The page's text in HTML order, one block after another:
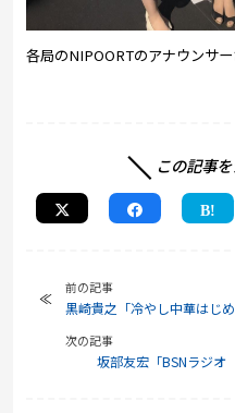
各局のNIPOORTのアナウンサ
この記事
前の記事
黒崎貴之「冷やし中華はじめ
次の記事
坂部友宏「BSNラジ